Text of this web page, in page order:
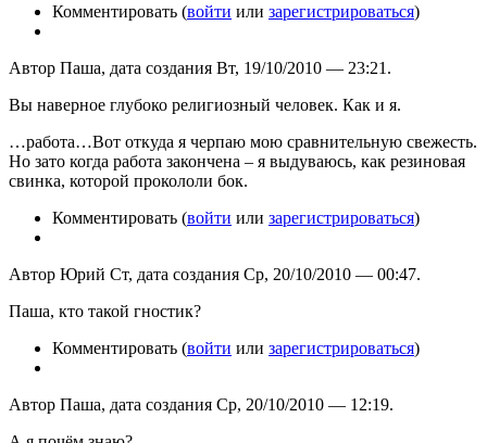
Комментировать (войти или зарегистрироваться)
Автор Паша, дата создания Вт, 19/10/2010 — 23:21.
Вы наверное глубоко религиозный человек. Как и я.
…работа…Вот откуда я черпаю мою сравнительную свежесть.
Но зато когда работа закончена – я выдуваюсь, как резиновая
свинка, которой прокололи бок.
Комментировать (войти или зарегистрироваться)
Автор Юрий Ст, дата создания Ср, 20/10/2010 — 00:47.
Паша, кто такой гностик?
Комментировать (войти или зарегистрироваться)
Автор Паша, дата создания Ср, 20/10/2010 — 12:19.